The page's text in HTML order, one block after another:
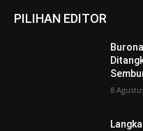
PILIHAN EDITOR
8